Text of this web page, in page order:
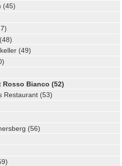
(45)
(49)
Bianco (52)
Restaurant (53)
(56)